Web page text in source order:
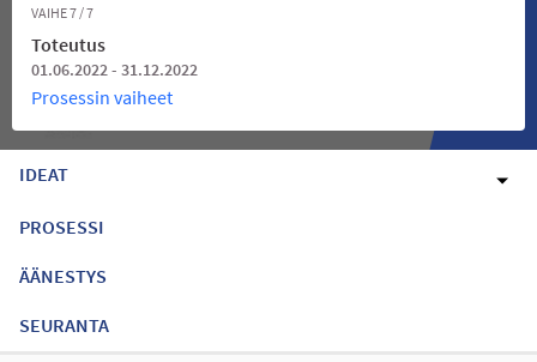
VAIHE 7 / 7
Toteutus
01.06.2022 - 31.12.2022
Prosessin vaiheet
IDEAT
PROSESSI
ÄÄNESTYS
SEURANTA